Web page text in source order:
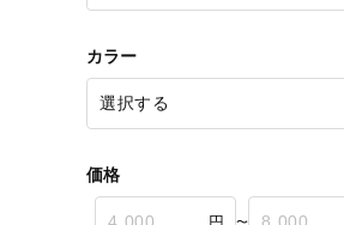
カラー
価格
〜